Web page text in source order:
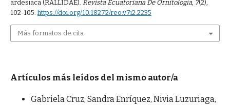
ardesiaca (RALLIDAE). Revista Ecuatoriana De Ornitología, 7(2),
102-105.https://doi.org/10.18272/reo.v7i2.2235
Más formatos de cita
Artículos más leídos del mismo autor/a
Gabriela Cruz, Sandra Enríquez, Nivia Luzuriaga,